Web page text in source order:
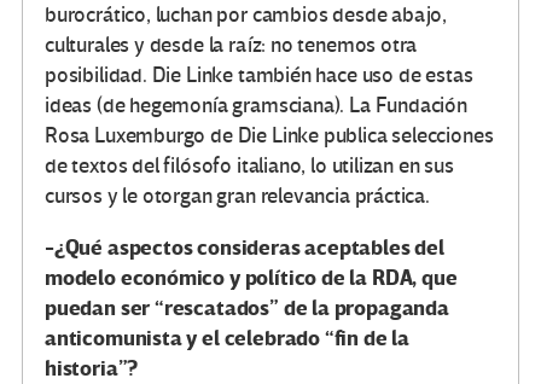
burocrático, luchan por cambios desde abajo,
culturales y desde la raíz: no tenemos otra
posibilidad. Die Linke también hace uso de estas
ideas (de hegemonía gramsciana). La Fundación
Rosa Luxemburgo de Die Linke publica selecciones
de textos del filósofo italiano, lo utilizan en sus
cursos y le otorgan gran relevancia práctica.
-¿Qué aspectos consideras aceptables del
modelo económico y político de la RDA, que
puedan ser “rescatados” de la propaganda
anticomunista y el celebrado “fin de la
historia”?